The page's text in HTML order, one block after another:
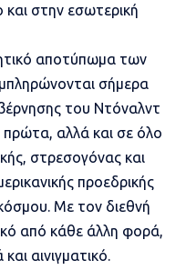
στην εσωτερική
αποτύπωμα των
σήμερα
του Ντόναλντ
πρώτα, αλλά και σε όλο
στρεσογόνας και
προεδρικής
Με τον διεθνή
από κάθε άλλη φορά,
αινιγματικό.